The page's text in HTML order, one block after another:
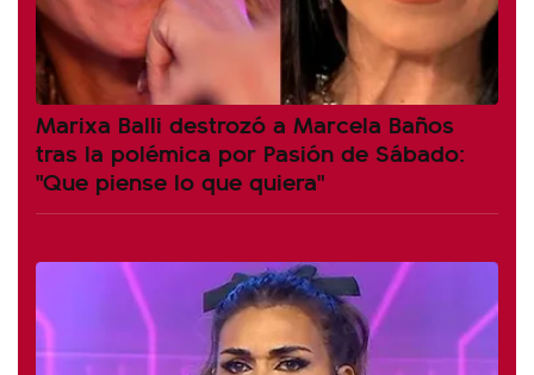
Marixa Balli destrozó a Marcela Baños
tras la polémica por Pasión de Sábado:
"Que piense lo que quiera"